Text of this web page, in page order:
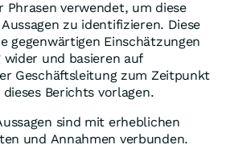
Phrasen verwendet, um diese
zu identifizieren. Diese
gegenwärtigen Einschätzungen
und basieren auf
Geschäftsleitung zum Zeitpunkt
Berichts vorlagen.
sind mit erheblichen
und Annahmen verbunden.